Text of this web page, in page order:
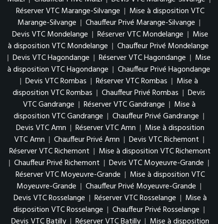
Réserver VTC Marange-Silvange | Mise à disposition VTC
Marange-Silvange | Chauffeur Privé Marange-Silvange |
Devis VTC Mondelange | Réserver VTC Mondelange | Mise
à disposition VTC Mondelange | Chauffeur Privé Mondelange
| Devis VTC Hagondange | Réserver VTC Hagondange | Mise
à disposition VTC Hagondange | Chauffeur Privé Hagondange
| Devis VTC Rombas | Réserver VTC Rombas | Mise à
disposition VTC Rombas | Chauffeur Privé Rombas | Devis
VTC Gandrange | Réserver VTC Gandrange | Mise à
disposition VTC Gandrange | Chauffeur Privé Gandrange |
Devis VTC Amn | Réserver VTC Amn | Mise à disposition
VTC Amn | Chauffeur Privé Amn | Devis VTC Richemont |
Réserver VTC Richemont | Mise à disposition VTC Richemont
| Chauffeur Privé Richemont | Devis VTC Moyeuvre-Grande |
Réserver VTC Moyeuvre-Grande | Mise à disposition VTC
Moyeuvre-Grande | Chauffeur Privé Moyeuvre-Grande |
Devis VTC Rosselange | Réserver VTC Rosselange | Mise à
disposition VTC Rosselange | Chauffeur Privé Rosselange |